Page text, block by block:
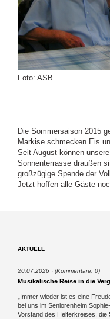
Foto: ASB
Die Sommersaison 2015
Markise schmecken Eis
Seit August können
Sonnenterrasse draußen
großzügige Spende der
Jetzt hoffen alle Gäste
AKTUELL
20.07.2026 (Kommentare: 0)
Musikalische Reise in die
„Immer wieder ist es eine
bei uns im Seniorenheim
Vorstand des Helferkreises, die